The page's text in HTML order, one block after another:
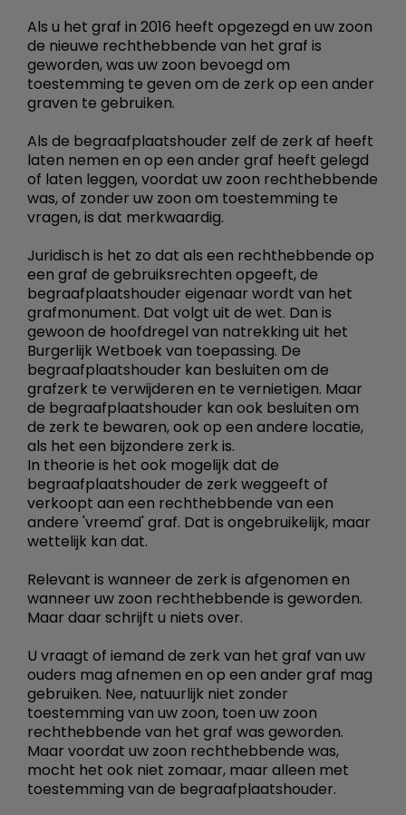
Als u het graf in 2016 heeft opgezegd en uw zoon
de nieuwe rechthebbende van het graf is
geworden, was uw zoon bevoegd om
toestemming te geven om de zerk op een ander
graven te gebruiken.
Als de begraafplaatshouder zelf de zerk af heeft
laten nemen en op een ander graf heeft gelegd
of laten leggen, voordat uw zoon rechthebbende
was, of zonder uw zoon om toestemming te
vragen, is dat merkwaardig.
Juridisch is het zo dat als een rechthebbende op
een graf de gebruiksrechten opgeeft, de
begraafplaatshouder eigenaar wordt van het
grafmonument. Dat volgt uit de wet. Dan is
gewoon de hoofdregel van natrekking uit het
Burgerlijk Wetboek van toepassing. De
begraafplaatshouder kan besluiten om de
grafzerk te verwijderen en te vernietigen. Maar
de begraafplaatshouder kan ook besluiten om
de zerk te bewaren, ook op een andere locatie,
als het een bijzondere zerk is.
In theorie is het ook mogelijk dat de
begraafplaatshouder de zerk weggeeft of
verkoopt aan een rechthebbende van een
andere 'vreemd' graf. Dat is ongebruikelijk, maar
wettelijk kan dat.
Relevant is wanneer de zerk is afgenomen en
wanneer uw zoon rechthebbende is geworden.
Maar daar schrijft u niets over.
U vraagt of iemand de zerk van het graf van uw
ouders mag afnemen en op een ander graf mag
gebruiken. Nee, natuurlijk niet zonder
toestemming van uw zoon, toen uw zoon
rechthebbende van het graf was geworden.
Maar voordat uw zoon rechthebbende was,
mocht het ook niet zomaar, maar alleen met
toestemming van de begraafplaatshouder.